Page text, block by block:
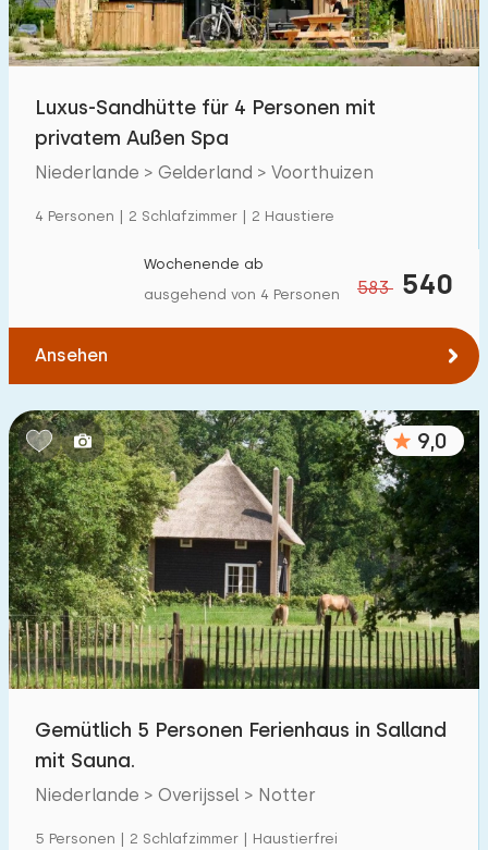
Im Ferienpark 800 +
Einfamilienhaus
Ferienbauernhof
Villa
Kinderfreundlich
Kindermöbel
Eingezäunter Garten 131
Spielgeräte im Garten 126
Hallenbad 437
Freibad 252
Kinderanimation 330
Kindereinrichtungen im Park 381
Zugänglichkeit
Luxus-Sandhütte für 4 Personen mit
privatem Außen Spa
Niederlande > Gelderland > Voorthuizen
4 Personen | 2 Schlafzimmer | 2 Haustiere
583 540
Wochenende ab
ausgehend von 4 Personen
Ansehen
9,0
Gemütlich 5 Personen Ferienhaus in Salland
mit Sauna.
Niederlande > Overijssel > Notter
5 Personen | 2 Schlafzimmer | Haustierfrei